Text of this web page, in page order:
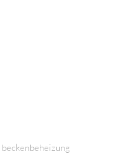
beckenbeheizung